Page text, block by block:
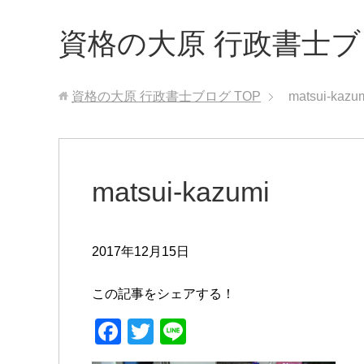
資格の大原 行政書士
資格の大原 行政書士ブログ TOP matsui-
matsui-kazumi
2017年12月15日
この記事をシェアする！
F
a
T
wi n